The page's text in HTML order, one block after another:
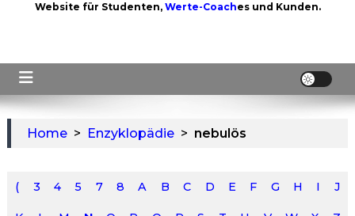
Website für Studenten, Werte-Coaches und Kunden.
Home > Enzyklopädie > nebulös
( 3 4 5 7 8 A B C D E F G H I J